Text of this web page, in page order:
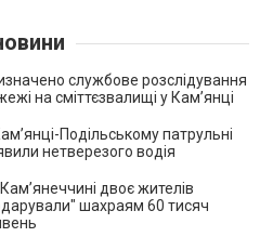
службове розслідування
на сміттєзвалищі у Кам’янці
Подільському патрульні
нетверезого водія
двоє жителів
шахраям 60 тисяч